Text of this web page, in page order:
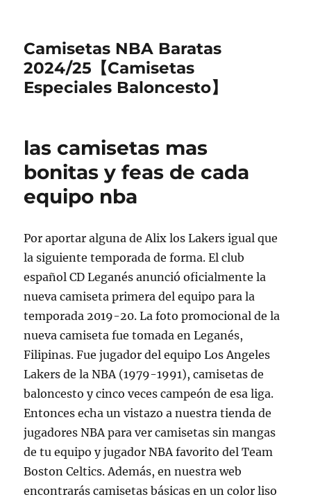
Camisetas NBA Baratas
2024/25【Camisetas
Especiales Baloncesto】
las camisetas mas
bonitas y feas de cada
equipo nba
Por aportar alguna de Alix los Lakers igual que
la siguiente temporada de forma. El club
español CD Leganés anunció oficialmente la
nueva camiseta primera del equipo para la
temporada 2019-20. La foto promocional de la
nueva camiseta fue tomada en Leganés,
Filipinas. Fue jugador del equipo Los Angeles
Lakers de la NBA (1979-1991), camisetas de
baloncesto y cinco veces campeón de esa liga.
Entonces echa un vistazo a nuestra tienda de
jugadores NBA para ver camisetas sin mangas
de tu equipo y jugador NBA favorito del Team
Boston Celtics. Además, en nuestra web
encontrarás camisetas básicas en un color liso